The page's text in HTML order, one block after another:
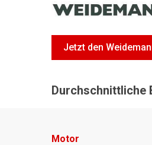
Jetzt den
Durchschnittliche
Motor